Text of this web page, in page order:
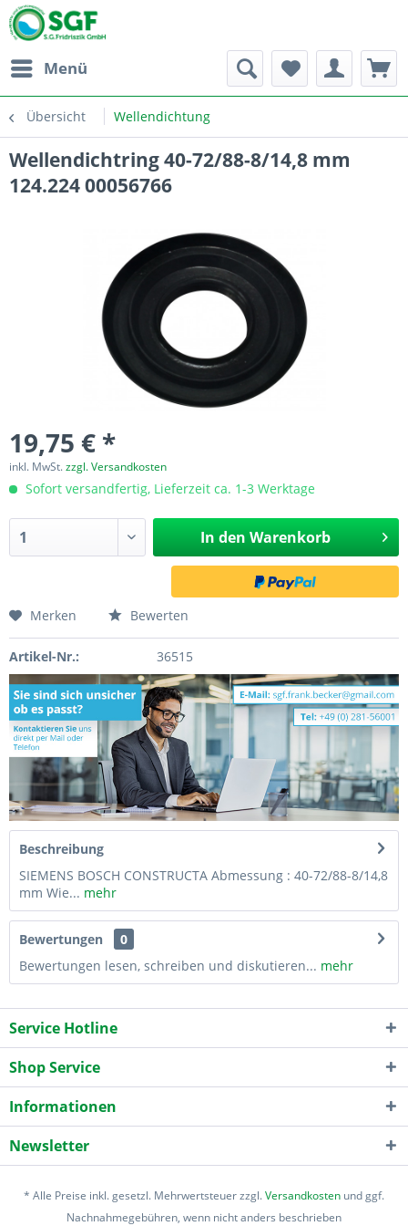
Menü
Übersicht Wellendichtung
Wellendichtring 40-72/88-8/14,8 mm
124.224 00056766
19,75 € *
inkl. MwSt.zzgl. Versandkosten
Sofort versandfertig, Lieferzeit ca. 1-3 Werktage
In den Warenkorb
Merken Bewerten
Artikel-Nr.: 36515
Beschreibung
SIEMENS BOSCH CONSTRUCTA Abmessung : 40-72/88-8/14,8
mm Wie... mehr
Bewertungen
0
Bewertungen lesen, schreiben und diskutieren... mehr
Service Hotline
Shop Service
Informationen
Newsletter
* Alle Preise inkl. gesetzl. Mehrwertsteuer zzgl.Versandkosten und ggf.
Nachnahmegebühren, wenn nicht anders beschrieben